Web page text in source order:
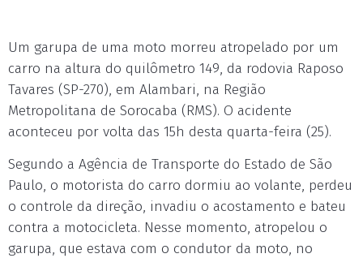
Um garupa de uma moto morreu atropelado por um
carro na altura do quilômetro 149, da rodovia Raposo
Tavares (SP-270), em Alambari, na Região
Metropolitana de Sorocaba (RMS). O acidente
aconteceu por volta das 15h desta quarta-feira (25).
Segundo a Agência de Transporte do Estado de São
Paulo, o motorista do carro dormiu ao volante, perdeu
o controle da direção, invadiu o acostamento e bateu
contra a motocicleta. Nesse momento, atropelou o
garupa, que estava com o condutor da moto, no